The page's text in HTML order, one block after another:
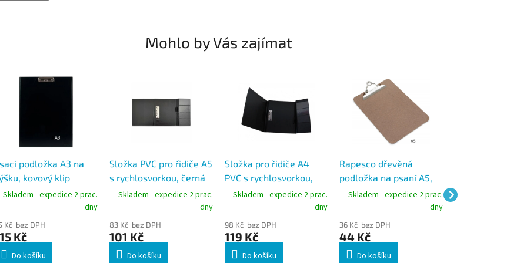
Mohlo by Vás zajímat
podložka A3 na
kovový klip
nahoře
Skladem - expedice 2 prac.
dny
Kč bez DPH
Kč
Do košíku
Složka PVC pro řidiče A5
s rychlosvorkou, černá
Skladem - expedice 2 prac.
dny
83 Kč bez DPH
101 Kč
Do košíku
Složka pro řidiče A4
PVC s rychlosvorkou,
černá
Skladem - expedice 2 prac.
dny
98 Kč bez DPH
119 Kč
Do košíku
Rapesco dřevěná
podložka na psaní A5,
voděodolná
Skladem - expedice 2 prac.
dny
36 Kč bez DPH
44 Kč
Do košíku
voděodolná